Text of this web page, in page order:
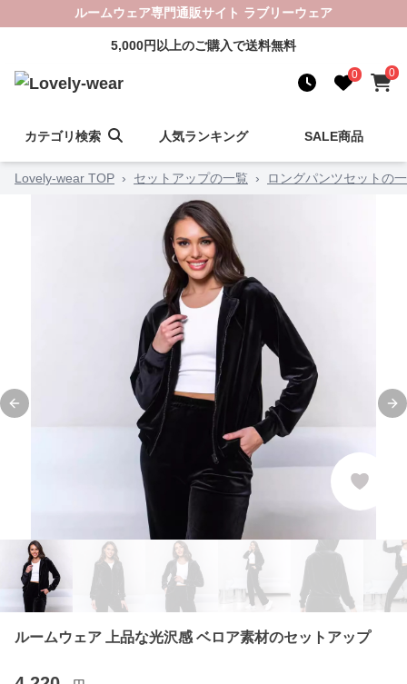
ルームウェア専門通販サイト ラブリーウェア
5,000円以上のご購入で送料無料
0 0
カテゴリ検索 人気ランキング SALE商品
Lovely-wear TOP › セットアップの一覧 › ロングパンツセットの
Previous slide
ルームウェア 上品な光沢感 ベロア素材のセットアップ